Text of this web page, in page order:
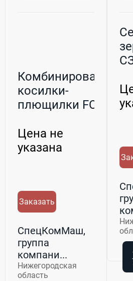
Комбинированные
косилки-
плющилки FC
Цена не
указана
Заказать
СпецКомМаш,
группа
компани...
Нижегородская
область